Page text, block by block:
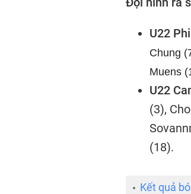
U22
Chung
Muens
U22
(3),
(18).
Kết quả